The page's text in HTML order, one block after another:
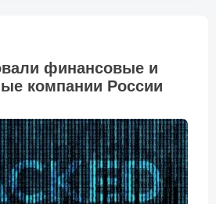
финансовые и
компании России